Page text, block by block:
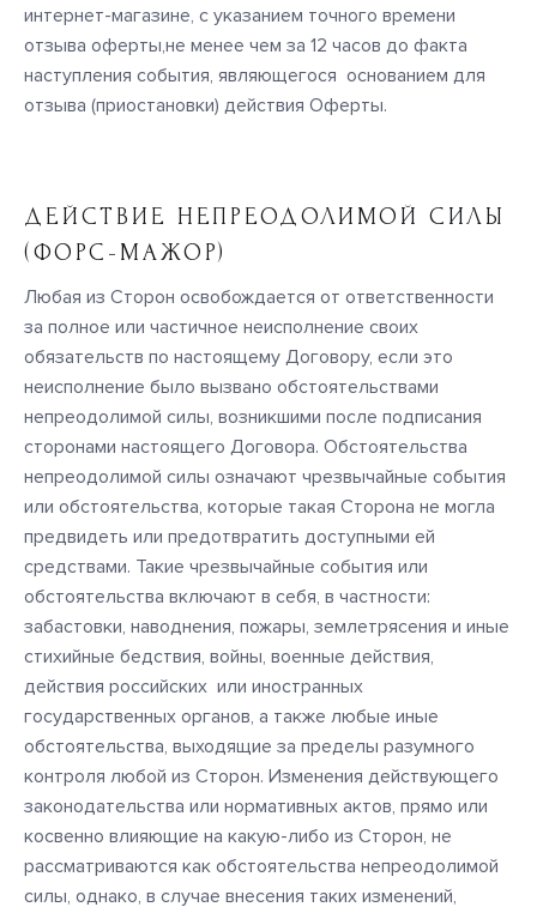
интернет-магазине, с указанием точного времени
отзыва оферты,не менее чем за 12 часов до факта
наступления события, являющегося основанием для
отзыва (приостановки) действия Оферты.
ДЕЙСТВИЕ НЕПРЕОДОЛИМОЙ СИЛЫ
(ФОРС-МАЖОР)
Любая из Сторон освобождается от ответственности
за полное или частичное неисполнение своих
обязательств по настоящему Договору, если это
неисполнение было вызвано обстоятельствами
непреодолимой силы, возникшими после подписания
сторонами настоящего Договора. Обстоятельства
непреодолимой силы означают чрезвычайные события
или обстоятельства, которые такая Сторона не могла
предвидеть или предотвратить доступными ей
средствами. Такие чрезвычайные события или
обстоятельства включают в себя, в частности:
забастовки, наводнения, пожары, землетрясения и иные
стихийные бедствия, войны, военные действия,
действия российских или иностранных
государственных органов, а также любые иные
обстоятельства, выходящие за пределы разумного
контроля любой из Сторон. Изменения действующего
законодательства или нормативных актов, прямо или
косвенно влияющие на какую-либо из Сторон, не
рассматриваются как обстоятельства непреодолимой
силы, однако, в случае внесения таких изменений,